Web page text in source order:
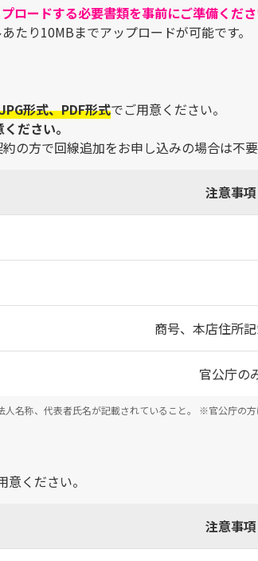
ロードする必要書類を事前にご準備くださ
たり10MBまでアップロードが可能です。
形式、PDF形式でご用意ください。
ださい。
の方で回線追加をお申し込みの場合は不要
注意事項
商号、本店住所
官公庁の
名称、代表者氏名が記載されていること。
※官公庁の方
意ください。
注意事項